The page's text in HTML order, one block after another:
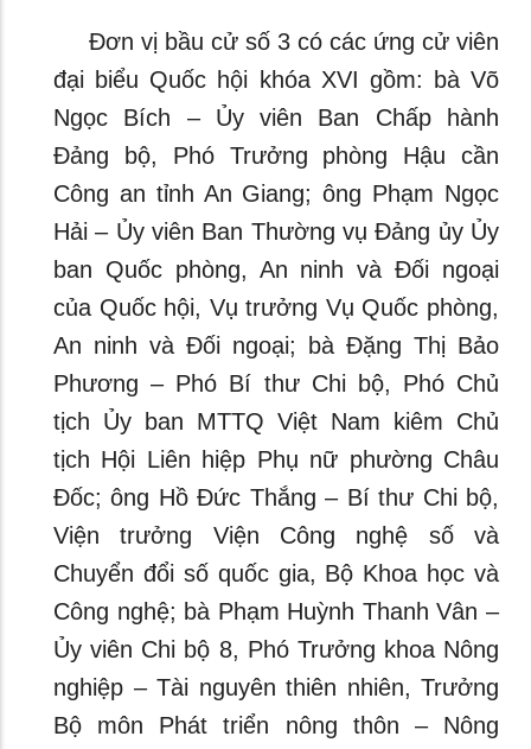
Đơn vị bầu cử số 3 có các ứng cử viên
đại biểu Quốc hội khóa XVI gồm: bà Võ
Ngọc Bích – Ủy viên Ban Chấp hành
Đảng bộ, Phó Trưởng phòng Hậu cần
Công an tỉnh An Giang; ông Phạm Ngọc
Hải – Ủy viên Ban Thường vụ Đảng ủy Ủy
ban Quốc phòng, An ninh và Đối ngoại
của Quốc hội, Vụ trưởng Vụ Quốc phòng,
An ninh và Đối ngoại; bà Đặng Thị Bảo
Phương – Phó Bí thư Chi bộ, Phó Chủ
tịch Ủy ban MTTQ Việt Nam kiêm Chủ
tịch Hội Liên hiệp Phụ nữ phường Châu
Đốc; ông Hồ Đức Thắng – Bí thư Chi bộ,
Viện trưởng Viện Công nghệ số và
Chuyển đổi số quốc gia, Bộ Khoa học và
Công nghệ; bà Phạm Huỳnh Thanh Vân –
Ủy viên Chi bộ 8, Phó Trưởng khoa Nông
nghiệp – Tài nguyên thiên nhiên, Trưởng
Bộ môn Phát triển nông thôn – Nông